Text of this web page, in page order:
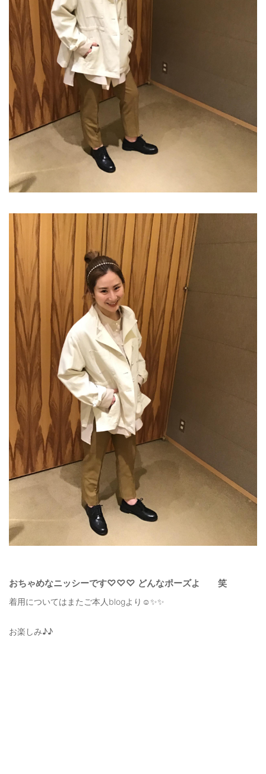
おちゃめなニッシーです♡♡♡ どんなポーズよ 笑
着用についてはまたご本人blogより☺️✨✨
お楽しみ♪♪